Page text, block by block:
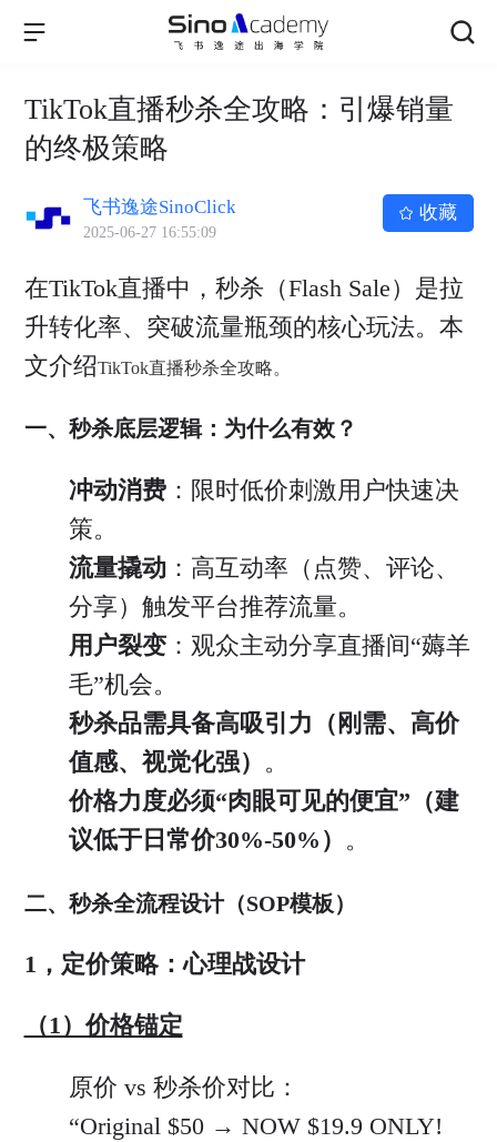
TikTok直播秒杀全攻略：引爆销量
的终极策略
飞书逸途SinoClick
2025-06-27 16:55:09
收藏
在TikTok直播中，秒杀（Flash Sale）是拉
升转化率、突破流量瓶颈的核心玩法。本
文介绍TikTok直播秒杀全攻略。
一、秒杀底层逻辑：为什么有效？
冲动消费：限时低价刺激用户快速决
策。
流量撬动 ：高互动率（点赞、评论、
分享）触发平台推荐流量。
用户裂变：观众主动分享直播间“薅羊
毛”机会。
秒杀品需具备高吸引力（刚需、高价
值感、视觉化强）
。
价格力度必须“肉眼可见的便宜”（建
议低于日常价30%-50%）
。
二、秒杀全流程设计（SOP模板）
1，定价策略：心理战设计
（1）价格锚定
原价 vs 秒杀价对比：
“Original $50 → NOW $19.9 ONLY!